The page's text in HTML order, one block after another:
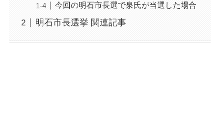
今回の明石市長選で泉氏が当選した場合
明石市長選挙 関連記事